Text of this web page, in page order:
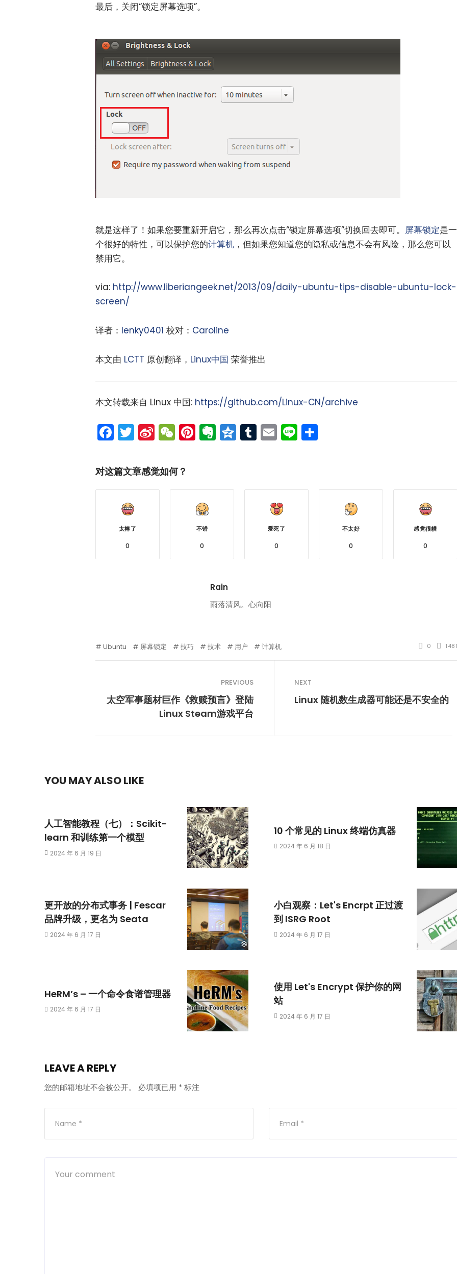
最后，关闭“锁定屏幕选项”。
就是这样了！如果您要重新开启它，那么再次点击“锁定屏幕选项”切换回去即可。 屏幕锁定是一
个很好的特性，可以保护您的计算机 ，但如果您知道您的隐私或信息不会有风险，那么您可以
禁用它。
via: http://www.liberiangeek.net/2013/09/daily-ubuntu-tips-disable-ubuntu-lock-
screen/
译者： lenky0401 校对： Caroline
本文由 LCTT 原创翻译， Linux中国 荣誉推出
本文转载来自 Linux 中国: https://github.com/Linux-CN/archive
Facebook
Twitter
Sina
Weibo
WeChat
Pinterest
Evernote
Qzone
Tumblr
Email
Line
对这篇文章感觉如何？
太棒了
0
不错
0
爱死了
0
不太好
0
感觉很糟
0
Rain
雨落清风。心向阳
Ubuntu 屏幕锁定 技巧 技术 用户 计算机 0 1481
PREVIOUS
太空军事题材巨作《救赎预言》登陆
Linux Steam游戏平台
NEXT
Linux 随机数生成器可能还是不安全的
YOU MAY ALSO LIKE
人工智能教程（七）：Scikit-
learn 和训练第一个模型
2024 年 6 月 19 日
10 个常见的 Linux 终端仿真器
2024 年 6 月 18 日
更开放的分布式事务 | Fescar
品牌升级，更名为 Seata
2024 年 6 月 17 日
小白观察：Let's Encrpt 正过渡
到 ISRG Root
2024 年 6 月 17 日
HeRM’s – 一个命令食谱管理器
2024 年 6 月 17 日
使用 Let's Encrypt 保护你的网
站
2024 年 6 月 17 日
LEAVE A REPLY
您的邮箱地址不会被公开。 必填项已用 * 标注